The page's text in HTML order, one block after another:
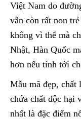
Việt Nam do
vẫn còn rất non
không vì thế mà
Nhật, Hàn Quốc
hơn nếu tính tới
Mẫu mã đẹp, chất
chứa chất độc hại
nhất là đặc điểm